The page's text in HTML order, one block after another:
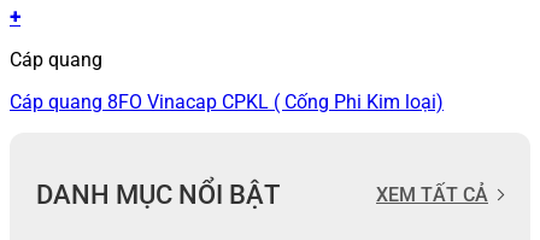
+
Cáp quang
Cáp quang 8FO Vinacap CPKL ( Cống Phi Kim loại)
DANH MỤC NỔI BẬT XEM TẤT CẢ